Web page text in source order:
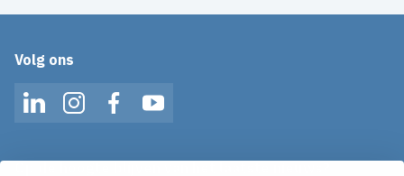
Volg ons
LinkedInInstagramFacebookYouTube